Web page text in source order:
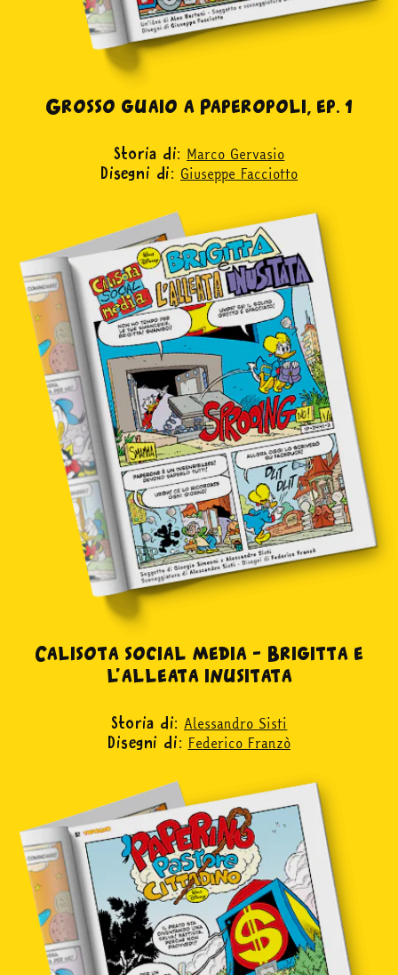
Grosso guaio a Paperopoli, ep. 1
Storia di: Marco Gervasio
Disegni di: Giuseppe Facciotto
Calisota social media – Brigitta e
l’alleata inusitata
Storia di: Alessandro Sisti
Disegni di: Federico Franzò